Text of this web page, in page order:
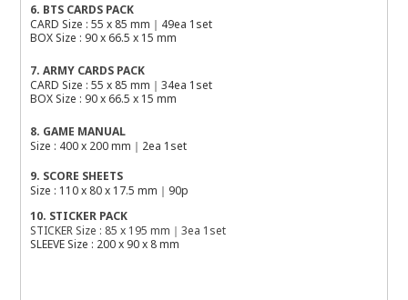
6. BTS CARDS PACK
CARD Size : 55 x 85 mm｜49ea 1set
BOX Size : 90 x 66.5 x 15 mm
7. ARMY CARDS PACK
CARD Size : 55 x 85 mm｜34ea 1set
BOX Size : 90 x 66.5 x 15 mm
8. GAME MANUAL
Size : 400 x 200 mm｜2ea 1set
9. SCORE SHEETS
Size : 110 x 80 x 17.5 mm｜90p
10. STICKER PACK
STICKER Size : 85 x 195 mm｜3ea 1set
SLEEVE Size : 200 x 90 x 8 mm